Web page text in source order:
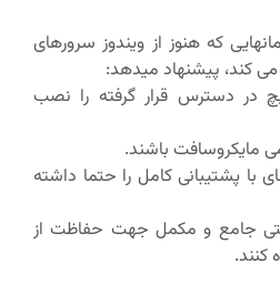
که هنوز از ویندوز سرورهای
در دسترس قرار گرفته را نصب
با پشتیبانی کامل را حتما داشته
جامع و مکمل جهت حفاظت از
کنند.